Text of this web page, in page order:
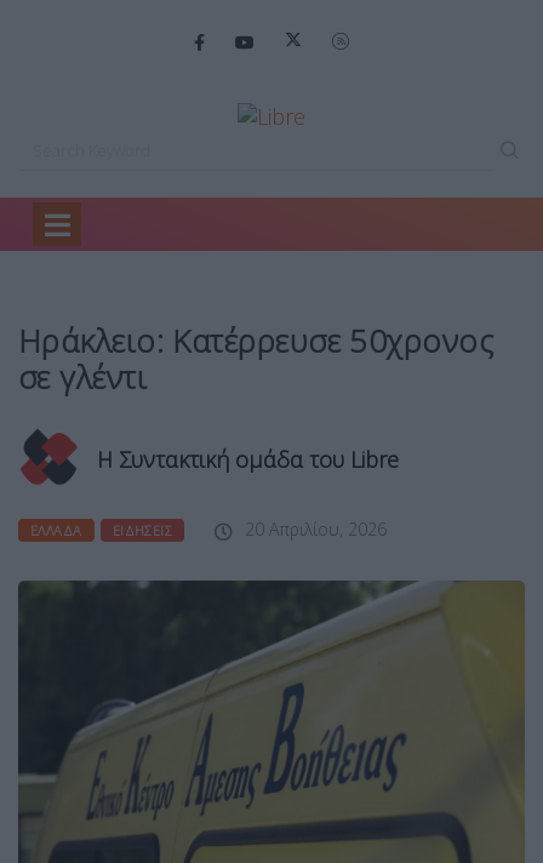
Home
Ηράκλειο: Κατέρρευσε 50χρονος…
Ηράκλειο: Κατέρρευσε 50χρονος
σε γλέντι
Η Συντακτική ομάδα του Libre
ΕΛΛΆΔΑ ΕΙΔΉΣΕΙΣ 20 Απριλίου, 2026